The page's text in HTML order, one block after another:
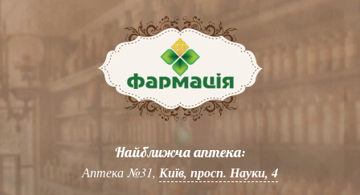
Найближча аптека:
Аптека №31, Київ, просп. Науки, 4